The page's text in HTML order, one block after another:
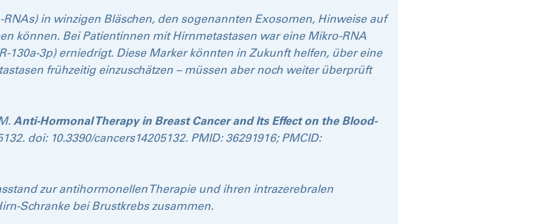
in winzigen Bläschen, den sogenannten Exosomen, Hinweise auf
können. Bei Patientinnen mit Hirnmetastasen war eine Mikro-RNA
130a-3p) erniedrigt. Diese Marker könnten in Zukunft helfen, über eine
frühzeitig einzuschätzen – müssen aber noch weiter überprüft
Anti-Hormonal Therapy in Breast Cancer and Its Effect on the Blood-
doi: 10.3390/cancers14205132. PMID: 36291916; PMCID:
zur antihormonellen Therapie und ihren intrazerebralen
Schranke bei Brustkrebs zusammen.